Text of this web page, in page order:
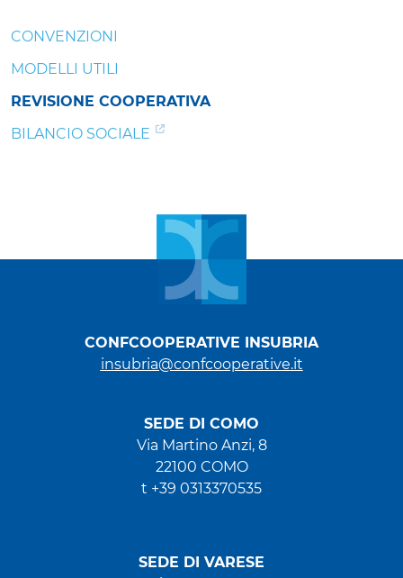
CONVENZIONI
MODELLI UTILI
REVISIONE COOPERATIVA
BILANCIO SOCIALE
CONFCOOPERATIVE INSUBRIA
insubria@confcooperative.it
SEDE DI COMO
Via Martino Anzi, 8
22100 COMO
t +39 0313370535
SEDE DI VARESE